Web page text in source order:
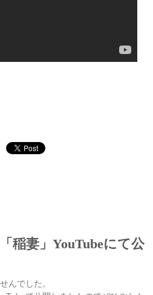
稲妻」YouTubeにて公
んでした。